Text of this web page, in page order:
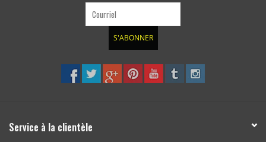
S'ABONNER
Service à la clientèle